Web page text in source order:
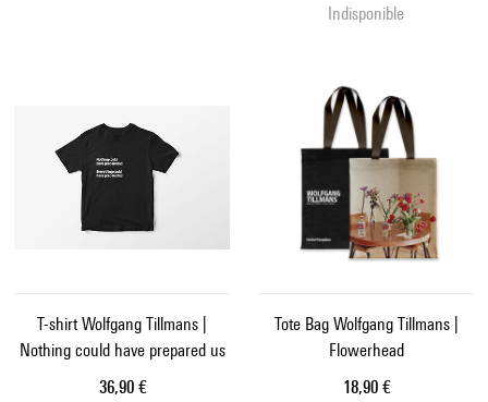
Indisponible
T-shirt Wolfgang Tillmans |
Nothing could have prepared us
Prix ​​actuel
36,90 €
Tote Bag Wolfgang Tillmans |
Flowerhead
Prix ​​actuel
18,90 €